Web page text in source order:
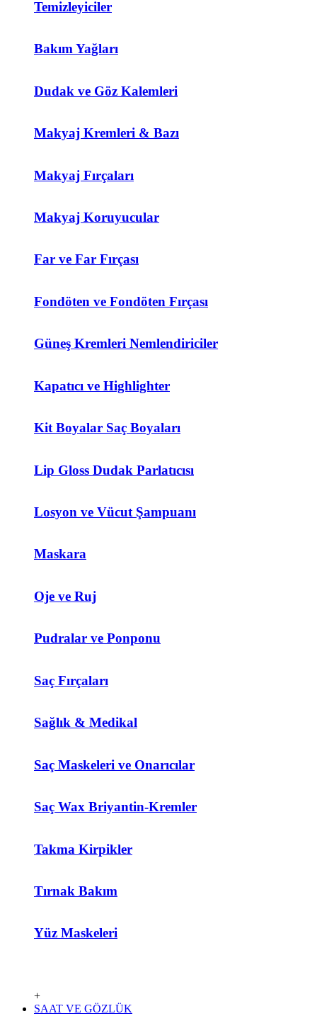
Temizleyiciler
Bakım Yağları
Dudak ve Göz Kalemleri
Makyaj Kremleri & Bazı
Makyaj Fırçaları
Makyaj Koruyucular
Far ve Far Fırçası
Fondöten ve Fondöten Fırçası
Güneş Kremleri Nemlendiriciler
Kapatıcı ve Highlighter
Kit Boyalar Saç Boyaları
Lip Gloss Dudak Parlatıcısı
Losyon ve Vücut Şampuanı
Maskara
Oje ve Ruj
Pudralar ve Ponponu
Saç Fırçaları
Sağlık & Medikal
Saç Maskeleri ve Onarıcılar
Saç Wax Briyantin-Kremler
Takma Kirpikler
Tırnak Bakım
Yüz Maskeleri
+
SAAT VE GÖZLÜK